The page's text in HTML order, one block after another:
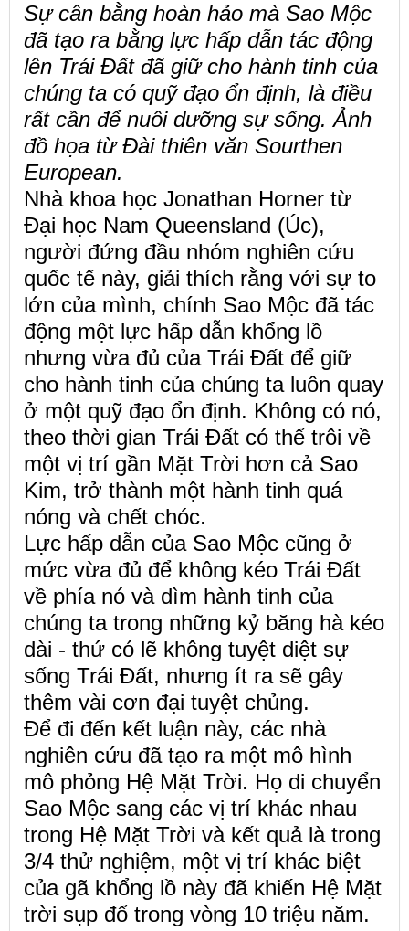
Sự cân bằng hoàn hảo mà Sao Mộc
đã tạo ra bằng lực hấp dẫn tác động
lên Trái Đất đã giữ cho hành tinh của
chúng ta có quỹ đạo ổn định, là điều
rất cần để nuôi dưỡng sự sống. Ảnh
đồ họa từ Đài thiên văn Sourthen
European.
Nhà khoa học Jonathan Horner từ
Đại học Nam Queensland (Úc),
người đứng đầu nhóm nghiên cứu
quốc tế này, giải thích rằng với sự to
lớn của mình, chính Sao Mộc đã tác
động một lực hấp dẫn khổng lồ
nhưng vừa đủ của Trái Đất để giữ
cho hành tinh của chúng ta luôn quay
ở một quỹ đạo ổn định. Không có nó,
theo thời gian Trái Đất có thể trôi về
một vị trí gần Mặt Trời hơn cả Sao
Kim, trở thành một hành tinh quá
nóng và chết chóc.
Lực hấp dẫn của Sao Mộc cũng ở
mức vừa đủ để không kéo Trái Đất
về phía nó và dìm hành tinh của
chúng ta trong những kỷ băng hà kéo
dài - thứ có lẽ không tuyệt diệt sự
sống Trái Đất, nhưng ít ra sẽ gây
thêm vài cơn đại tuyệt chủng.
Để đi đến kết luận này, các nhà
nghiên cứu đã tạo ra một mô hình
mô phỏng Hệ Mặt Trời. Họ di chuyển
Sao Mộc sang các vị trí khác nhau
trong Hệ Mặt Trời và kết quả là trong
3/4 thử nghiệm, một vị trí khác biệt
của gã khổng lồ này đã khiến Hệ Mặt
trời sụp đổ trong vòng 10 triệu năm.